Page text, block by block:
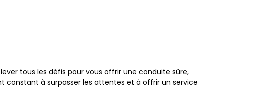
tous les défis pour vous offrir une conduite sûre,
à surpasser les attentes et à offrir un service